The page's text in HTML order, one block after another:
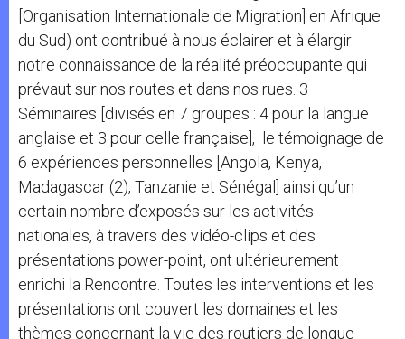
[Organisation Internationale de Migration] en Afrique
du Sud) ont contribué à nous éclairer et à élargir
notre connaissance de la réalité préoccupante qui
prévaut sur nos routes et dans nos rues. 3
Séminaires [divisés en 7 groupes : 4 pour la langue
anglaise et 3 pour celle française], le témoignage de
6 expériences personnelles [Angola, Kenya,
Madagascar (2), Tanzanie et Sénégal] ainsi qu’un
certain nombre d’exposés sur les activités
nationales, à travers des vidéo-clips et des
présentations power-point, ont ultérieurement
enrichi la Rencontre. Toutes les interventions et les
présentations ont couvert les domaines et les
thèmes concernant la vie des routiers de longue